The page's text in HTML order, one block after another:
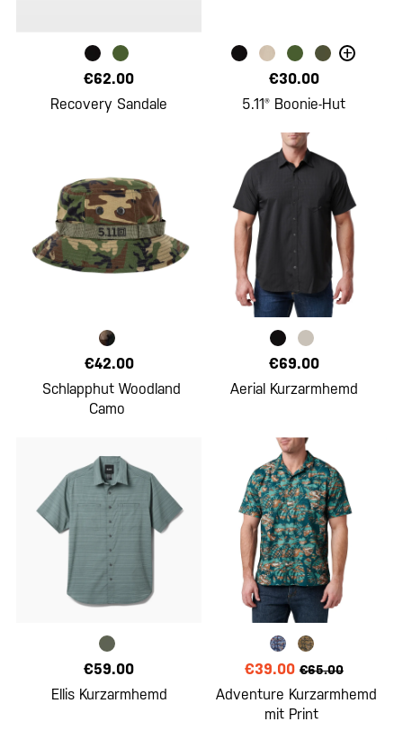
€62.00
Recovery Sandale
+
€30.00
5.11® Boonie-Hut
€42.00
Schlapphut Woodland
Camo
€69.00
Aerial Kurzarmhemd
€59.00
Ellis Kurzarmhemd
€39.00 €65.00
Adventure Kurzarmhemd
mit Print